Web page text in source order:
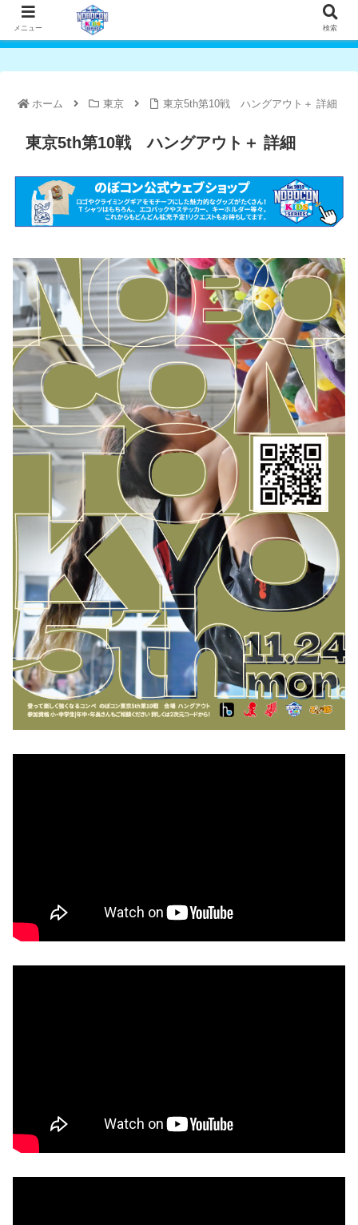
ホーム 東京 東京5th第10戦 ハングアウト＋ 詳細
東京5th第10戦 ハングアウト＋ 詳細
メニュー 検索